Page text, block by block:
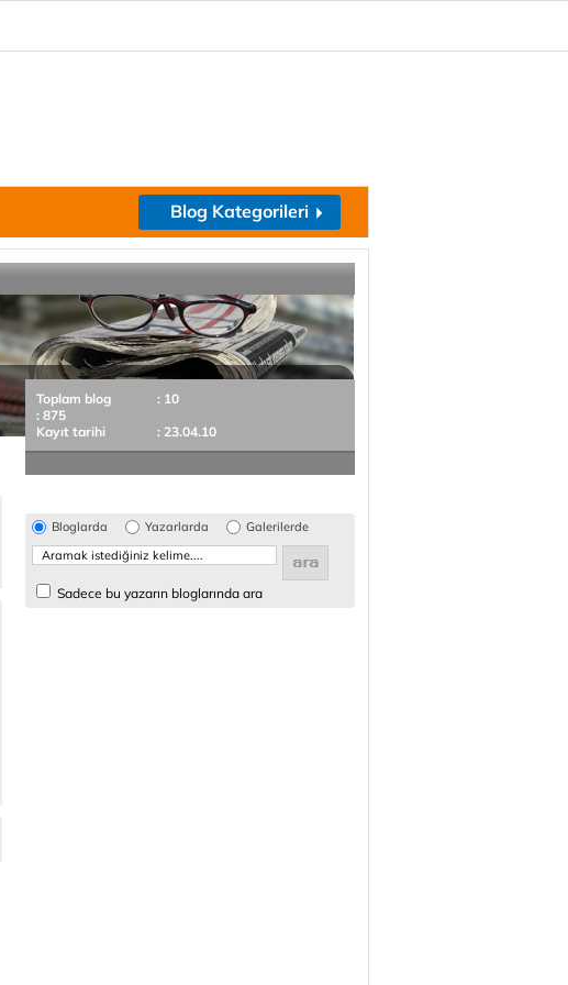
Blog Kategorileri
Toplam blog
: 10
: 875
Kayıt tarihi
: 23.04.10
Bloglarda Yazarlarda Galerilerde
Sadece bu yazarın bloglarında ara